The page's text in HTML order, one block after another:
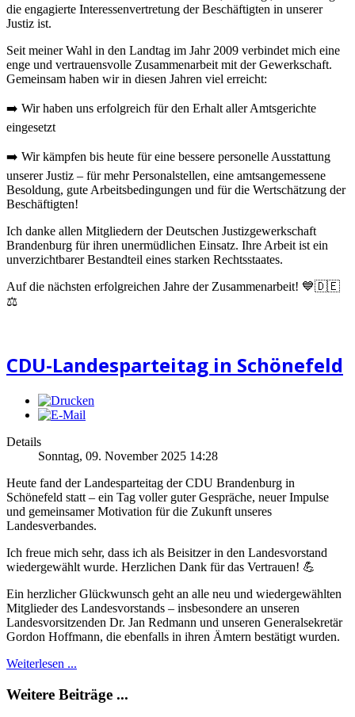
die engagierte Interessenvertretung der Beschäftigten in unserer
Justiz ist.
Seit meiner Wahl in den Landtag im Jahr 2009 verbindet mich eine
enge und vertrauensvolle Zusammenarbeit mit der Gewerkschaft.
Gemeinsam haben wir in diesen Jahren viel erreicht:
➡️ Wir haben uns erfolgreich für den Erhalt aller Amtsgerichte
eingesetzt
➡️ Wir kämpfen bis heute für eine bessere personelle Ausstattung
unserer Justiz – für mehr Personalstellen, eine amtsangemessene
Besoldung, gute Arbeitsbedingungen und für die Wertschätzung der
Beschäftigten!
Ich danke allen Mitgliedern der Deutschen Justizgewerkschaft
Brandenburg für ihren unermüdlichen Einsatz. Ihre Arbeit ist ein
unverzichtbarer Bestandteil eines starken Rechtsstaates.
Auf die nächsten erfolgreichen Jahre der Zusammenarbeit! 💙🇩🇪
⚖️
CDU-Landesparteitag in Schönefeld
Details
Sonntag, 09. November 2025 14:28
Heute fand der Landesparteitag der CDU Brandenburg in
Schönefeld statt – ein Tag voller guter Gespräche, neuer Impulse
und gemeinsamer Motivation für die Zukunft unseres
Landesverbandes.
Ich freue mich sehr, dass ich als Beisitzer in den Landesvorstand
wiedergewählt wurde. Herzlichen Dank für das Vertrauen! 💪
Ein herzlicher Glückwunsch geht an alle neu und wiedergewählten
Mitglieder des Landesvorstands – insbesondere an unseren
Landesvorsitzenden Dr. Jan Redmann und unseren Generalsekretär
Gordon Hoffmann, die ebenfalls in ihren Ämtern bestätigt wurden.
Weiterlesen ...
Weitere Beiträge ...